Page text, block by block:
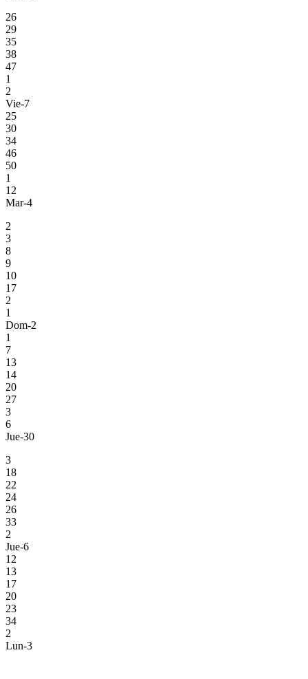
26
29
35
38
47
1
2
Vie-7
25
30
34
46
50
1
12
Mar-4
2
3
8
9
10
17
2
1
Dom-2
1
7
13
14
20
27
3
6
Jue-30
3
18
22
24
26
33
2
Jue-6
12
13
17
20
23
34
2
Lun-3